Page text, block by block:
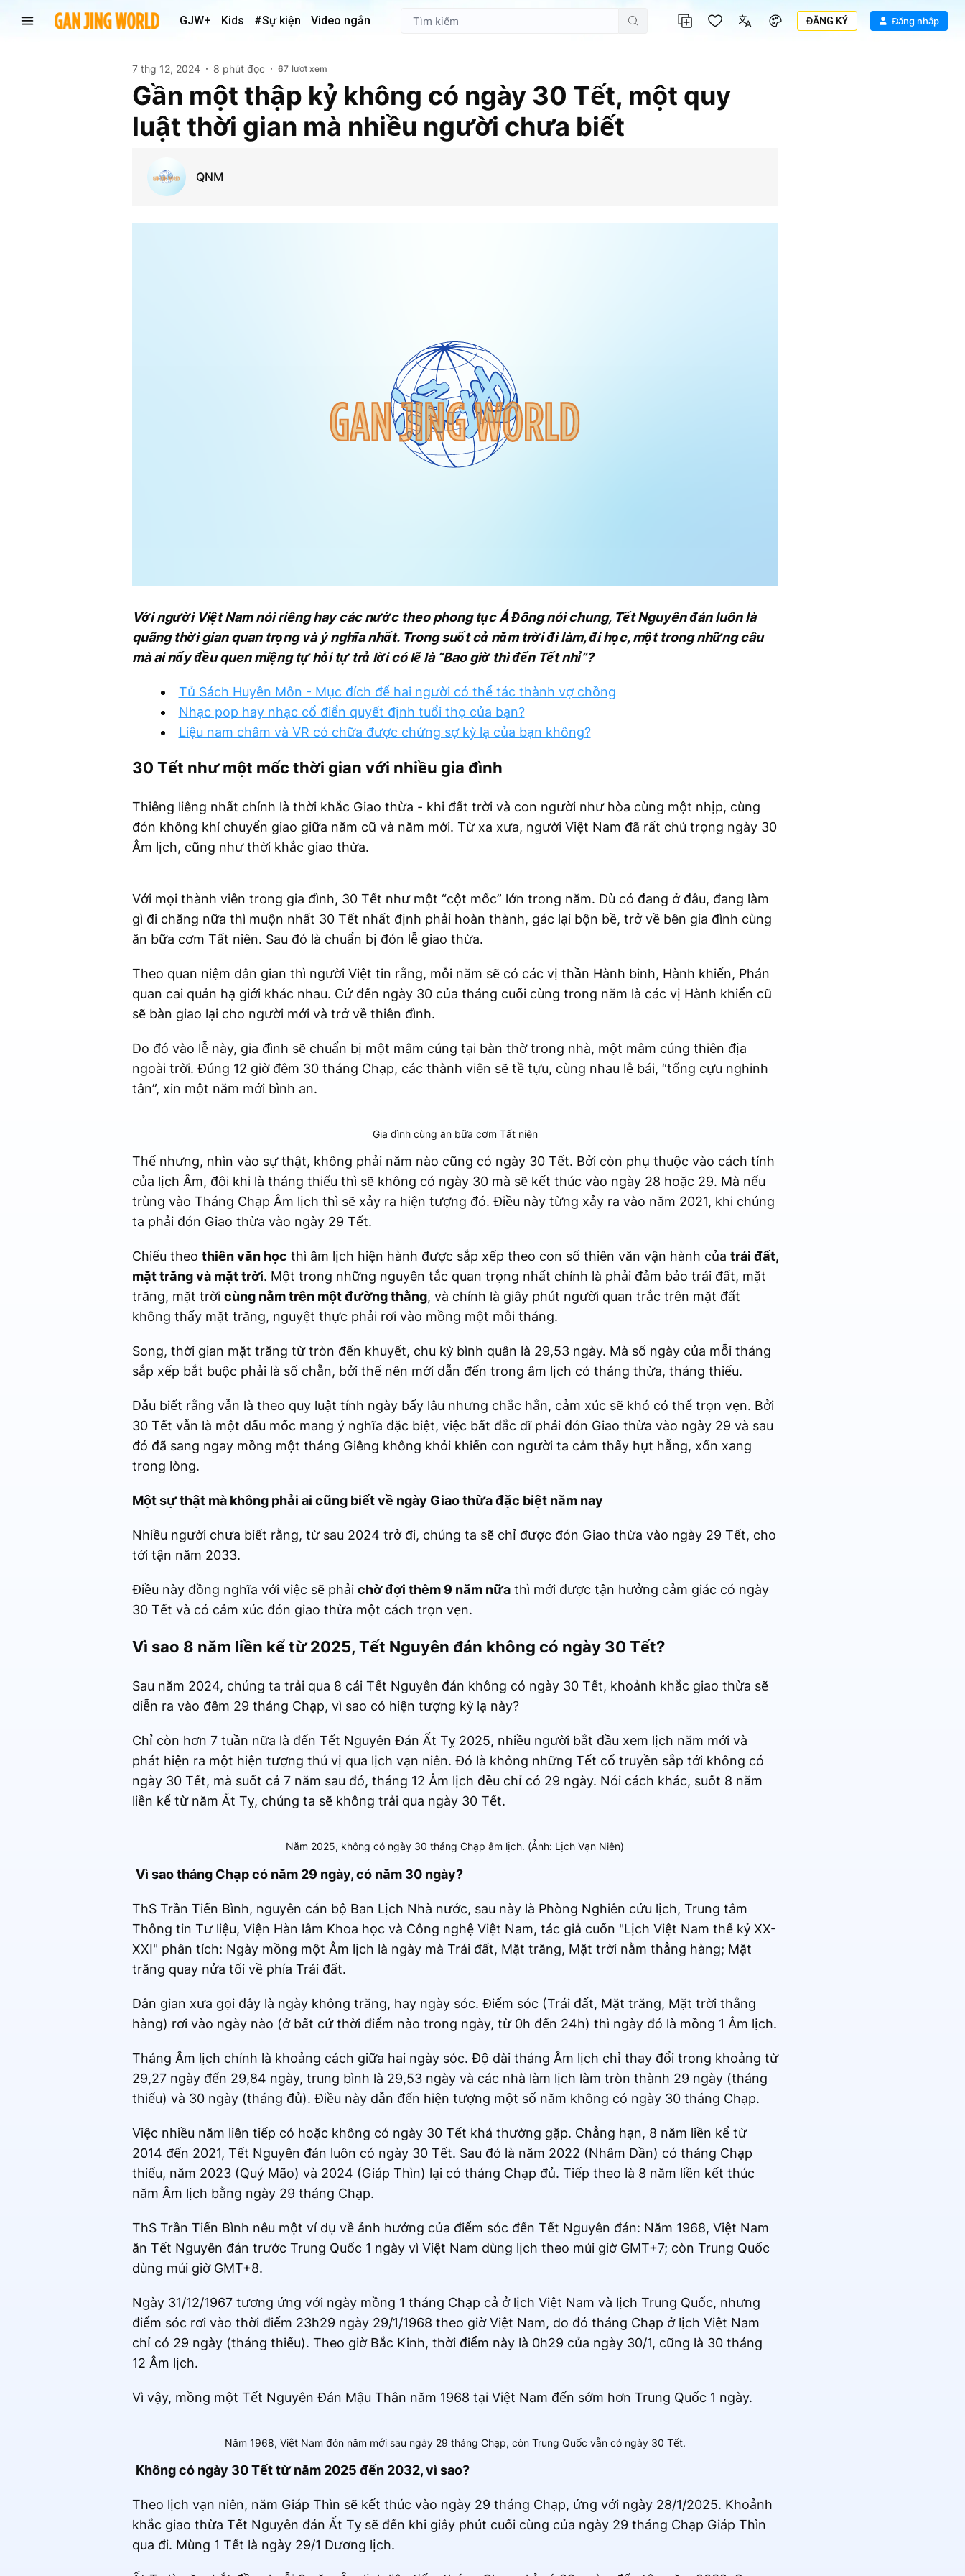
GJW+ Kids #Sự kiện Video ngắn ĐĂNG KÝ Đăng nhập
7 thg 12, 2024 8 phút đọc 67 lượt xem
Gần một thập kỷ không có ngày 30 Tết, một quy
luật thời gian mà nhiều người chưa biết
QNM
Với người Việt Nam nói riêng hay các nước theo phong tục Á Đông nói chung, Tết Nguyên đán luôn là
quãng thời gian quan trọng và ý nghĩa nhất. Trong suốt cả năm trời đi làm, đi học, một trong những câu
mà ai nấy đều quen miệng tự hỏi tự trả lời có lẽ là “Bao giờ thì đến Tết nhỉ”?
Tủ Sách Huyền Môn - Mục đích để hai người có thể tác thành vợ chồng
Nhạc pop hay nhạc cổ điển quyết định tuổi thọ của bạn?
Liệu nam châm và VR có chữa được chứng sợ kỳ lạ của bạn không?
30 Tết như một mốc thời gian với nhiều gia đình
Thiêng liêng nhất chính là thời khắc Giao thừa - khi đất trời và con người như hòa cùng một nhịp, cùng
đón không khí chuyển giao giữa năm cũ và năm mới. Từ xa xưa, người Việt Nam đã rất chú trọng ngày 30
Âm lịch, cũng như thời khắc giao thừa.
Với mọi thành viên trong gia đình, 30 Tết như một “cột mốc” lớn trong năm. Dù có đang ở đâu, đang làm
gì đi chăng nữa thì muộn nhất 30 Tết nhất định phải hoàn thành, gác lại bộn bề, trở về bên gia đình cùng
ăn bữa cơm Tất niên. Sau đó là chuẩn bị đón lễ giao thừa.
Theo quan niệm dân gian thì người Việt tin rằng, mỗi năm sẽ có các vị thần Hành binh, Hành khiển, Phán
quan cai quản hạ giới khác nhau. Cứ đến ngày 30 của tháng cuối cùng trong năm là các vị Hành khiển cũ
sẽ bàn giao lại cho người mới và trở về thiên đình.
Do đó vào lễ này, gia đình sẽ chuẩn bị một mâm cúng tại bàn thờ trong nhà, một mâm cúng thiên địa
ngoài trời. Đúng 12 giờ đêm 30 tháng Chạp, các thành viên sẽ tề tựu, cùng nhau lễ bái, “tống cựu nghinh
tân”, xin một năm mới bình an.
Gia đình cùng ăn bữa cơm Tất niên
Thế nhưng, nhìn vào sự thật, không phải năm nào cũng có ngày 30 Tết. Bởi còn phụ thuộc vào cách tính
của lịch Âm, đôi khi là tháng thiếu thì sẽ không có ngày 30 mà sẽ kết thúc vào ngày 28 hoặc 29. Mà nếu
trùng vào Tháng Chạp Âm lịch thì sẽ xảy ra hiện tượng đó. Điều này từng xảy ra vào năm 2021, khi chúng
ta phải đón Giao thừa vào ngày 29 Tết.
Chiếu theo thiên văn học thì âm lịch hiện hành được sắp xếp theo con số thiên văn vận hành của trái đất,
mặt trăng và mặt trời. Một trong những nguyên tắc quan trọng nhất chính là phải đảm bảo trái đất, mặt
trăng, mặt trời cùng nằm trên một đường thằng, và chính là giây phút người quan trắc trên mặt đất
không thấy mặt trăng, nguyệt thực phải rơi vào mồng một mỗi tháng.
Song, thời gian mặt trăng từ tròn đến khuyết, chu kỳ bình quân là 29,53 ngày. Mà số ngày của mỗi tháng
sắp xếp bắt buộc phải là số chẵn, bởi thế nên mới dẫn đến trong âm lịch có tháng thừa, tháng thiếu.
Dẫu biết rằng vẫn là theo quy luật tính ngày bấy lâu nhưng chắc hẳn, cảm xúc sẽ khó có thể trọn vẹn. Bởi
30 Tết vẫn là một dấu mốc mang ý nghĩa đặc biệt, việc bất đắc dĩ phải đón Giao thừa vào ngày 29 và sau
đó đã sang ngay mồng một tháng Giêng không khỏi khiến con người ta cảm thấy hụt hẫng, xốn xang
trong lòng.
Một sự thật mà không phải ai cũng biết về ngày Giao thừa đặc biệt năm nay
Nhiều người chưa biết rằng, từ sau 2024 trở đi, chúng ta sẽ chỉ được đón Giao thừa vào ngày 29 Tết, cho
tới tận năm 2033.
Điều này đồng nghĩa với việc sẽ phải chờ đợi thêm 9 năm nữathì mới được tận hưởng cảm giác có ngày
30 Tết và có cảm xúc đón giao thừa một cách trọn vẹn.
Vì sao 8 năm liền kể từ 2025, Tết Nguyên đán không có ngày 30 Tết?
Sau năm 2024, chúng ta trải qua 8 cái Tết Nguyên đán không có ngày 30 Tết, khoảnh khắc giao thừa sẽ
diễn ra vào đêm 29 tháng Chạp, vì sao có hiện tượng kỳ lạ này?
Chỉ còn hơn 7 tuần nữa là đến Tết Nguyên Đán Ất Tỵ 2025, nhiều người bắt đầu xem lịch năm mới và
phát hiện ra một hiện tượng thú vị qua lịch vạn niên. Đó là không những Tết cổ truyền sắp tới không có
ngày 30 Tết, mà suốt cả 7 năm sau đó, tháng 12 Âm lịch đều chỉ có 29 ngày. Nói cách khác, suốt 8 năm
liền kể từ năm Ất Tỵ, chúng ta sẽ không trải qua ngày 30 Tết.
Năm 2025, không có ngày 30 tháng Chạp âm lịch. (Ảnh: Lịch Vạn Niên)
Vì sao tháng Chạp có năm 29 ngày, có năm 30 ngày?
ThS Trần Tiến Bình, nguyên cán bộ Ban Lịch Nhà nước, sau này là Phòng Nghiên cứu lịch, Trung tâm
Thông tin Tư liệu, Viện Hàn lâm Khoa học và Công nghệ Việt Nam, tác giả cuốn "Lịch Việt Nam thế kỷ XX-
XXI" phân tích: Ngày mồng một Âm lịch là ngày mà Trái đất, Mặt trăng, Mặt trời nằm thẳng hàng; Mặt
trăng quay nửa tối về phía Trái đất.
Dân gian xưa gọi đây là ngày không trăng, hay ngày sóc. Điểm sóc (Trái đất, Mặt trăng, Mặt trời thẳng
hàng) rơi vào ngày nào (ở bất cứ thời điểm nào trong ngày, từ 0h đến 24h) thì ngày đó là mồng 1 Âm lịch.
Tháng Âm lịch chính là khoảng cách giữa hai ngày sóc. Độ dài tháng Âm lịch chỉ thay đổi trong khoảng từ
29,27 ngày đến 29,84 ngày, trung bình là 29,53 ngày và các nhà làm lịch làm tròn thành 29 ngày (tháng
thiếu) và 30 ngày (tháng đủ). Điều này dẫn đến hiện tượng một số năm không có ngày 30 tháng Chạp.
Việc nhiều năm liên tiếp có hoặc không có ngày 30 Tết khá thường gặp. Chẳng hạn, 8 năm liền kể từ
2014 đến 2021, Tết Nguyên đán luôn có ngày 30 Tết. Sau đó là năm 2022 (Nhâm Dần) có tháng Chạp
thiếu, năm 2023 (Quý Mão) và 2024 (Giáp Thìn) lại có tháng Chạp đủ. Tiếp theo là 8 năm liền kết thúc
năm Âm lịch bằng ngày 29 tháng Chạp.
ThS Trần Tiến Bình nêu một ví dụ về ảnh hưởng của điểm sóc đến Tết Nguyên đán: Năm 1968, Việt Nam
ăn Tết Nguyên đán trước Trung Quốc 1 ngày vì Việt Nam dùng lịch theo múi giờ GMT+7; còn Trung Quốc
dùng múi giờ GMT+8.
Ngày 31/12/1967 tương ứng với ngày mồng 1 tháng Chạp cả ở lịch Việt Nam và lịch Trung Quốc, nhưng
điểm sóc rơi vào thời điểm 23h29 ngày 29/1/1968 theo giờ Việt Nam, do đó tháng Chạp ở lịch Việt Nam
chỉ có 29 ngày (tháng thiếu). Theo giờ Bắc Kinh, thời điểm này là 0h29 của ngày 30/1, cũng là 30 tháng
12 Âm lịch.
Vì vậy, mồng một Tết Nguyên Đán Mậu Thân năm 1968 tại Việt Nam đến sớm hơn Trung Quốc 1 ngày.
Năm 1968, Việt Nam đón năm mới sau ngày 29 tháng Chạp, còn Trung Quốc vẫn có ngày 30 Tết.
Không có ngày 30 Tết từ năm 2025 đến 2032, vì sao?
Theo lịch vạn niên, năm Giáp Thìn sẽ kết thúc vào ngày 29 tháng Chạp, ứng với ngày 28/1/2025. Khoảnh
khắc giao thừa Tết Nguyên đán Ất Tỵ sẽ đến khi giây phút cuối cùng của ngày 29 tháng Chạp Giáp Thìn
qua đi. Mùng 1 Tết là ngày 29/1 Dương lịch.